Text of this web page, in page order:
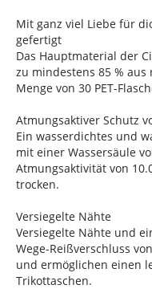
Mit ganz viel Liebe für
gefertigt
Das Hauptmaterial der
zu mindestens 85 %
Menge von 30 PET-
Atmungsaktiver Schutz
Ein wasserdichtes und
mit einer Wassersäule
Atmungsaktivität von
trocken.
Versiegelte Nähte
Versiegelte Nähte und
Wege-Reißverschluss
und ermöglichen einen
Trikottaschen.